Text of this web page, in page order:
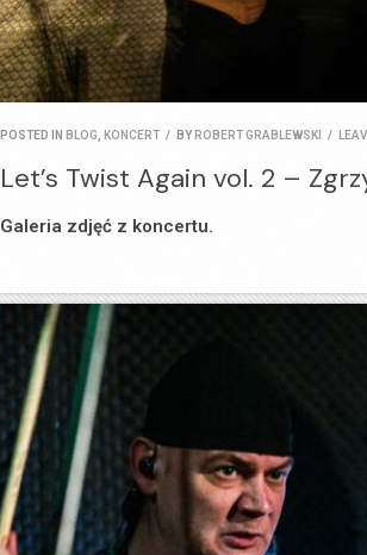
POSTED IN BLOG KONCERT / BY ROBERT GRABLEWSKI /
Let’s Twist Again vol. 2 –
Galeria zdjęć z koncertu.